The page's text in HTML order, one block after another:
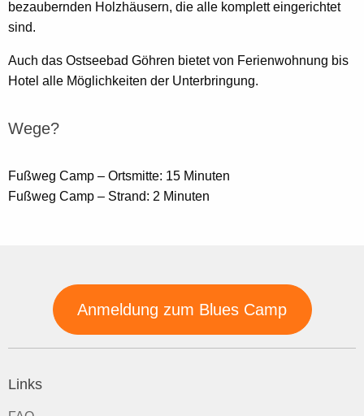
bezaubernden Holzhäusern, die alle komplett eingerichtet
sind.
Auch das Ostseebad Göhren bietet von Ferienwohnung bis
Hotel alle Möglichkeiten der Unterbringung.
Wege?
Fußweg Camp – Ortsmitte: 15 Minuten
Fußweg Camp – Strand: 2 Minuten
Anmeldung zum Blues Camp
Links